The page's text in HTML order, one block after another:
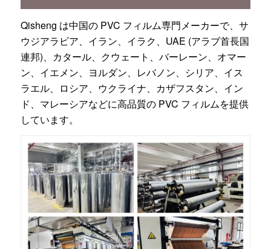
Qisheng は中国の PVC フィルム専門メーカーで、サ
ウジアラビア、イラン、イラク、UAE (アラブ首長国
連邦)、カタール、クウェート、バーレーン、オマー
ン、イエメン、ヨルダン、レバノン、シリア、イス
ラエル、ロシア、ウクライナ、カザフスタン、イン
ド、マレーシアなどに高品質の PVC フィルムを提供
しています。